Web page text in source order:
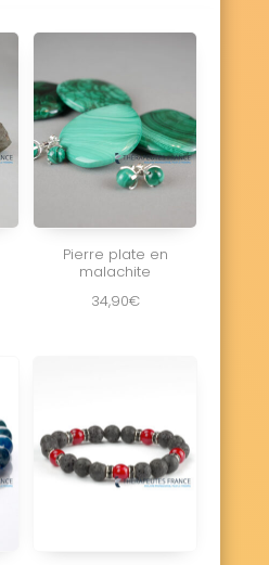
Pierre plate en
malachite
34,90€